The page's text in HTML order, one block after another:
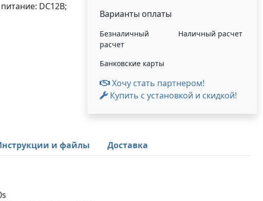
DC12В;
Варианты оплаты
Безналичный
расчет
Наличный расчет
Банковские карты
Хочу стать партнером!
Купить с установкой и скидкой!
и файлы Доставка